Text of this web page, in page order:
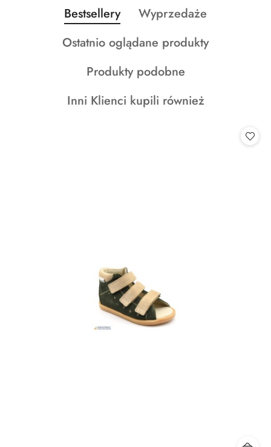
Pomiń karuzelę produktów
Produkty
o
statusie:
Bestsellery
Produkty
statusie:
Wyprzedaże
Produkty
statusie:
Ostatnio oglądane produkty
Produkty
statusie:
Produkty podobne
Produkty
Inni Klienci kupili również